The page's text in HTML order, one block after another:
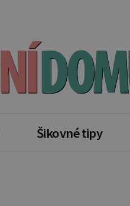
Šikovné tipy